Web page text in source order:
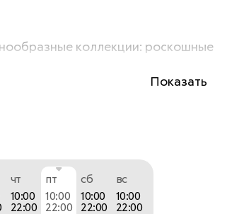
коллекции: роскошные
для особого случая;
в России, это позволяет
изделий и доводить их
Показать
чт
10:00
22:00
пт
10:00
22:00
сб
10:00
22:00
вс
10:00
22:00